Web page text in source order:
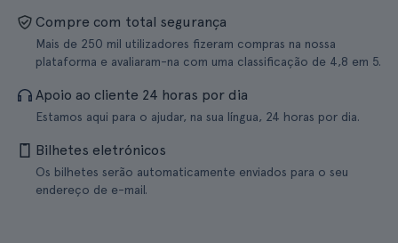
Compre com total segurança
Mais de 250 mil utilizadores fizeram compras na nossa
plataforma e avaliaram-na com uma classificação de 4,8 em 5.
Apoio ao cliente 24 horas por dia
Estamos aqui para o ajudar, na sua língua, 24 horas por dia.
Bilhetes eletrónicos
Os bilhetes serão automaticamente enviados para o seu
endereço de e-mail.